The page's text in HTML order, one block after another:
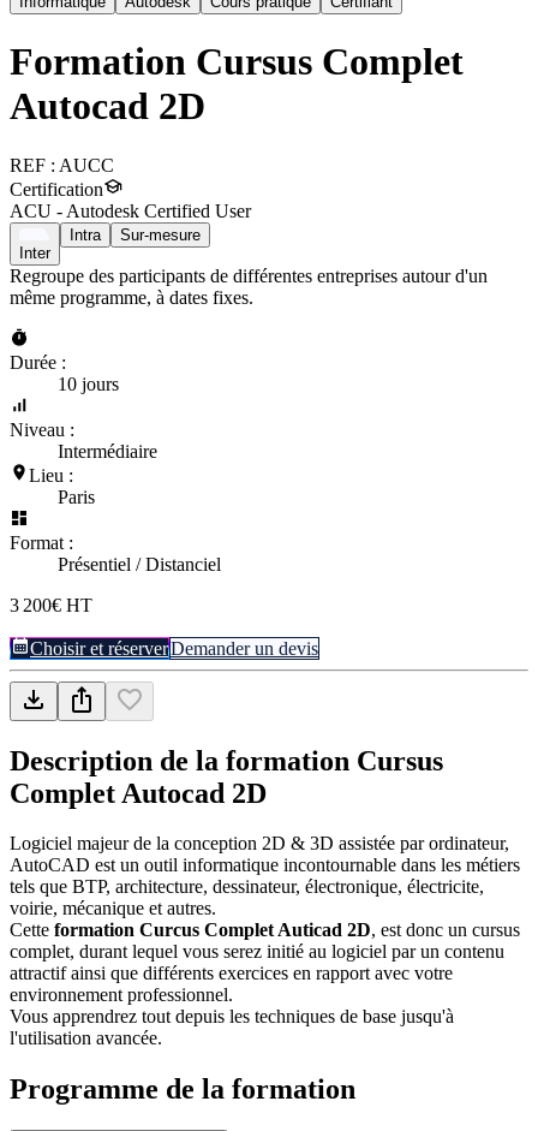
Formation Cursus Complet
Autocad 2D
REF : AUCC
Certification
ACU - Autodesk Certified User
Inter
Intra Sur-mesure
Regroupe des participants de différentes entreprises autour d'un
même programme, à dates fixes.
Durée :
10 jours
Niveau :
Intermédiaire
Lieu :
Paris
Format :
Présentiel / Distanciel
3 200€ HT
Choisir et réserverDemander un devis
Description de la formation Cursus
Complet Autocad 2D
Logiciel majeur de la conception 2D & 3D assistée par ordinateur,
AutoCAD est un outil informatique incontournable dans les métiers
tels que BTP, architecture, dessinateur, électronique, électricite,
voirie, mécanique et autres.
Cette formation Curcus Complet Auticad 2D, est donc un cursus
complet, durant lequel vous serez initié au logiciel par un contenu
attractif ainsi que différents exercices en rapport avec votre
environnement professionnel.
Vous apprendrez tout depuis les techniques de base jusqu'à
l'utilisation avancée.
Programme de la formation